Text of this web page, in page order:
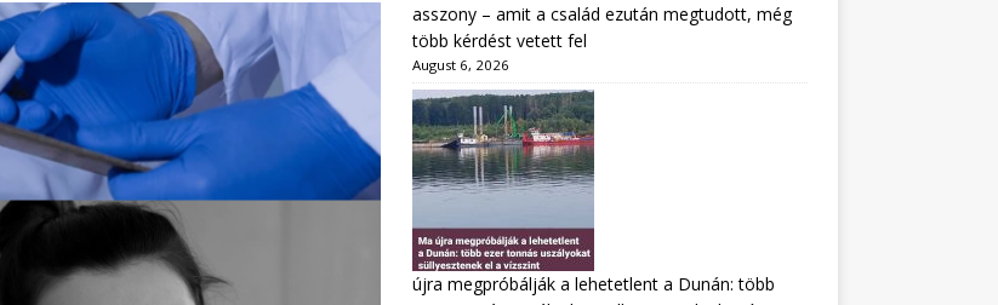
asszony – amit a család ezután megtudott, még
több kérdést vetett fel
August 6, 2026
újra megpróbálják a lehetetlent a Dunán: több